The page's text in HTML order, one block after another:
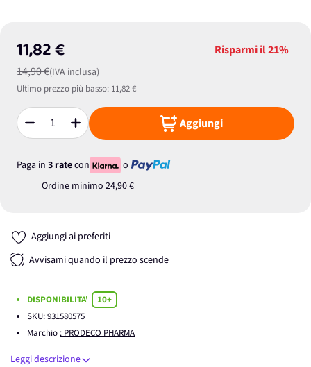
11,82 €
14,90 €(IVA inclusa)
Risparmi il21%
Ultimo prezzo più basso: 11,82 €
Quantità Aggiungi
Paga in 3 ratecon
o
Ordine minimo 24,90 €
Aggiungi ai preferiti
Avvisami quando il prezzo scende
DISPONIBILITA'
10+
SKU:931580575
Marchio : PRODECO PHARMA
Leggi descrizione